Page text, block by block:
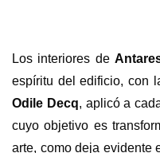
Los interiores de
espíritu del edificio, con
Odile Decq, aplicó a
cuyo objetivo es
arte, como deja evidente